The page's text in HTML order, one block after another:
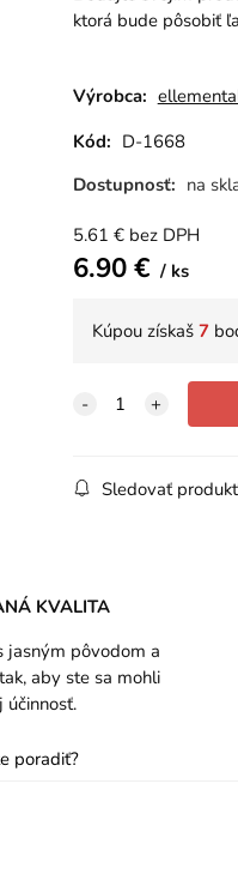
ktorá bude pôsobiť
Výrobca:
Kód: D-1668
Dostupnosť: na
5.61 € bez DPH
6.90€ ks
Kúpou získaš 7
Sledovať produkt
KVALITA
jasným pôvodom a
aby ste sa mohli
účinnosť.
poradiť?